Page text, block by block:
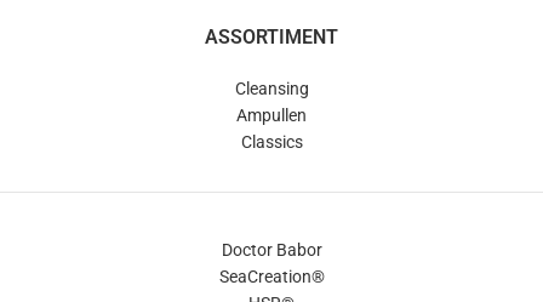
ASSORTIMENT
Cleansing
Ampullen
Classics
Doctor Babor
SeaCreation®